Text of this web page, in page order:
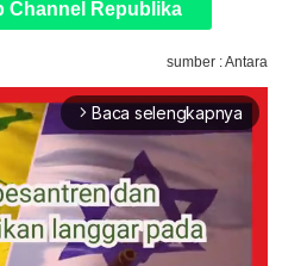
Channel Republika
sumber : Antara
arrow_forward_ios Baca selengkapnya